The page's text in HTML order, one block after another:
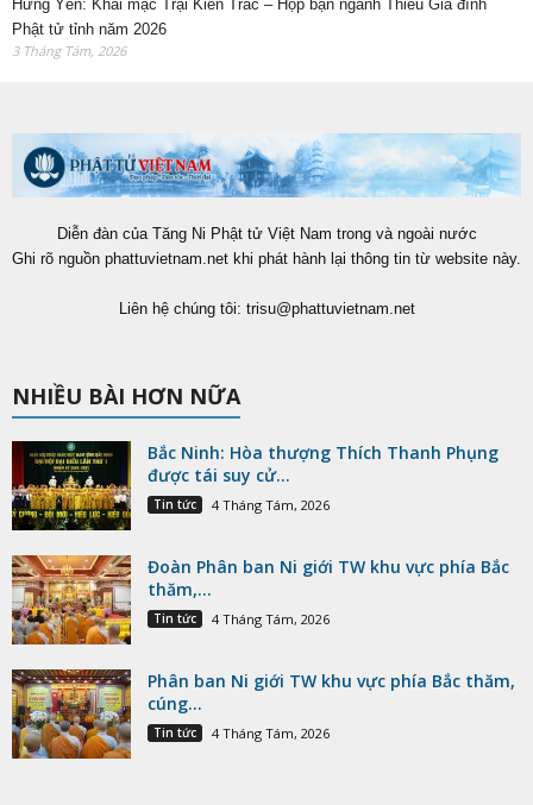
Hưng Yên: Khai mạc Trại Kiền Trắc – Họp bạn ngành Thiếu Gia đình
Phật tử tỉnh năm 2026
3 Tháng Tám, 2026
Diễn đàn của Tăng Ni Phật tử Việt Nam trong và ngoài nước
Ghi rõ nguồn phattuvietnam.net khi phát hành lại thông tin từ website này.
Liên hệ chúng tôi: trisu@phattuvietnam.net
NHIỀU BÀI HƠN NỮA
Bắc Ninh: Hòa thượng Thích Thanh Phụng
được tái suy cử...
Tin tức 4 Tháng Tám, 2026
Đoàn Phân ban Ni giới TW khu vực phía Bắc
thăm,...
Tin tức 4 Tháng Tám, 2026
Phân ban Ni giới TW khu vực phía Bắc thăm,
cúng...
Tin tức 4 Tháng Tám, 2026